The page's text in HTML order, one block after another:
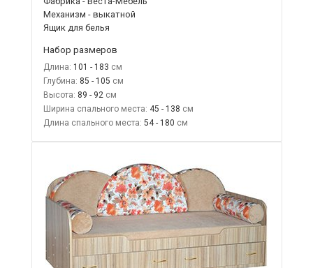
Механизм - выкатной
Ящик для белья
Набор размеров
Длина: 101 - 183
Глубина: 85 - 105
Высота: 89 - 92
Ширина спального места: 45 - 138
Длина спального места: 54 - 180